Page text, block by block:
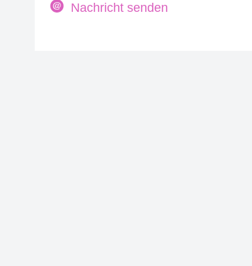
Nachricht senden